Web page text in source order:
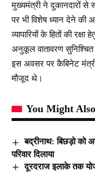
मुख्यमंत्री ने दुकानदारों से
पर भी विशेष ध्यान देने की
व्यापारियों के हितों की
अनुकूल वातावरण
इस अवसर पर कैबिनेट
मौजूद थे।
You Might
बद्रीनाथ: बिछड़ो को
परिवार दिलाया
दूरदराज इलाके तक